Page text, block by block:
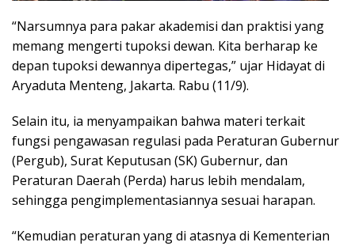
“Narsumnya para pakar akademisi dan praktisi yang
memang mengerti tupoksi dewan. Kita berharap ke
depan tupoksi dewannya dipertegas,” ujar Hidayat di
Aryaduta Menteng, Jakarta. Rabu (11/9).
Selain itu, ia menyampaikan bahwa materi terkait
fungsi pengawasan regulasi pada Peraturan Gubernur
(Pergub), Surat Keputusan (SK) Gubernur, dan
Peraturan Daerah (Perda) harus lebih mendalam,
sehingga pengimplementasiannya sesuai harapan.
“Kemudian peraturan yang di atasnya di Kementerian